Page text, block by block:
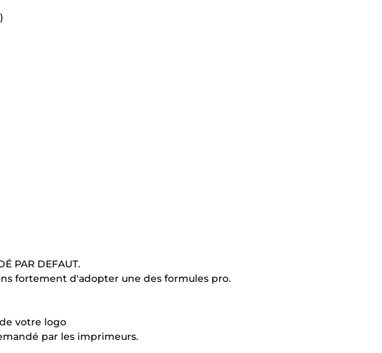
PAR DEFAUT.
fortement d'adopter une des formules pro.
votre logo
par les imprimeurs.